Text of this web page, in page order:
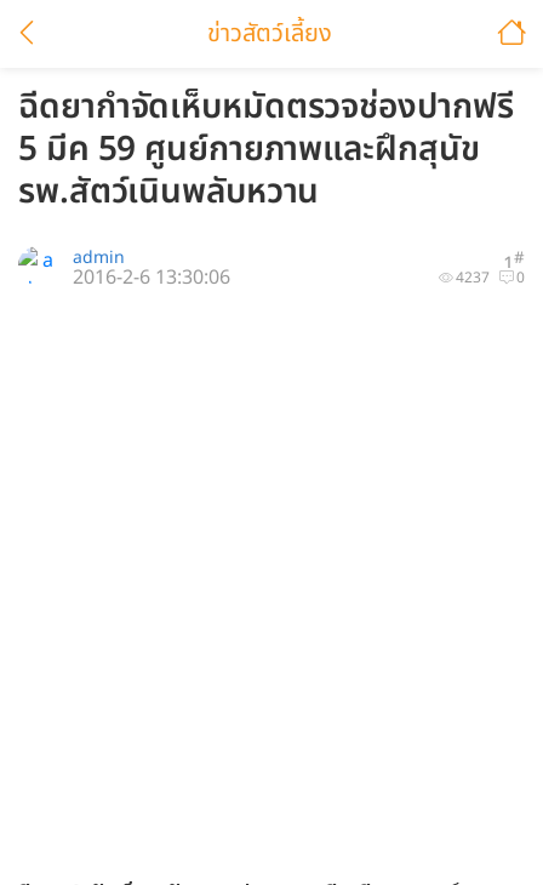
ข่าวสัตว์เลี้ยง
ฉีดยากำจัดเห็บหมัดตรวจช่องปากฟรี‬
‎5 มีค 59 ศูนย์กายภาพและฝึกสุนัข
รพ.สัตว์เนินพลับหวาน
1#
admin
4237 0
2016-2-6 13:30:06